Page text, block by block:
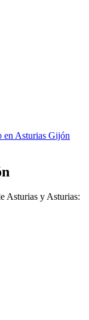
en Asturias Gijón
Asturias y Asturias: